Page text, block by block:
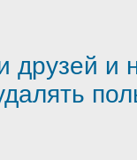
друзей и